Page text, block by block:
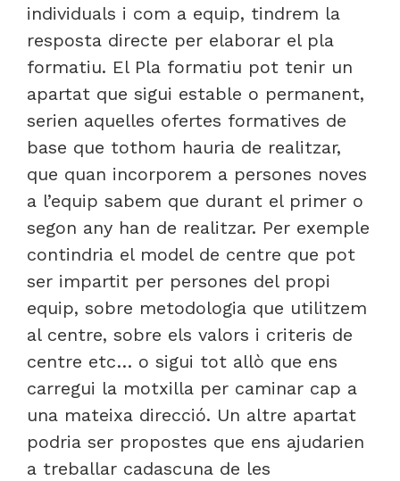
individuals i com a equip, tindrem la
resposta directe per elaborar el pla
formatiu. El Pla formatiu pot tenir un
apartat que sigui estable o permanent,
serien aquelles ofertes formatives de
base que tothom hauria de realitzar,
que quan incorporem a persones noves
a l’equip sabem que durant el primer o
segon any han de realitzar. Per exemple
contindria el model de centre que pot
ser impartit per persones del propi
equip, sobre metodologia que utilitzem
al centre, sobre els valors i criteris de
centre etc… o sigui tot allò que ens
carregui la motxilla per caminar cap a
una mateixa direcció. Un altre apartat
podria ser propostes que ens ajudarien
a treballar cadascuna de les